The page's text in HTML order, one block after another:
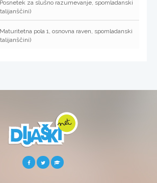
za slušno razumevanje, spomladanski
pola 1, osnovna raven, spomladanski